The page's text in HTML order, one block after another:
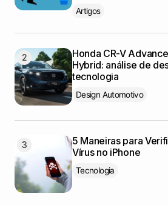
Artigos
Honda CR-V
Hybrid: análise de
tecnologia
Design Automotivo
5 Maneiras para
Vírus no iPhone
Tecnologia